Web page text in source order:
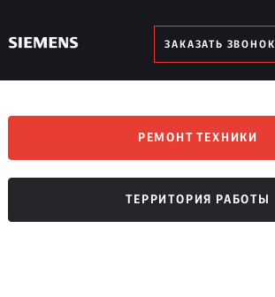
ЗАКАЗАТЬ ЗВОНОК
РЕМОНТ ТЕХНИКИ
ТЕРРИТОРИЯ РАБОТЫ